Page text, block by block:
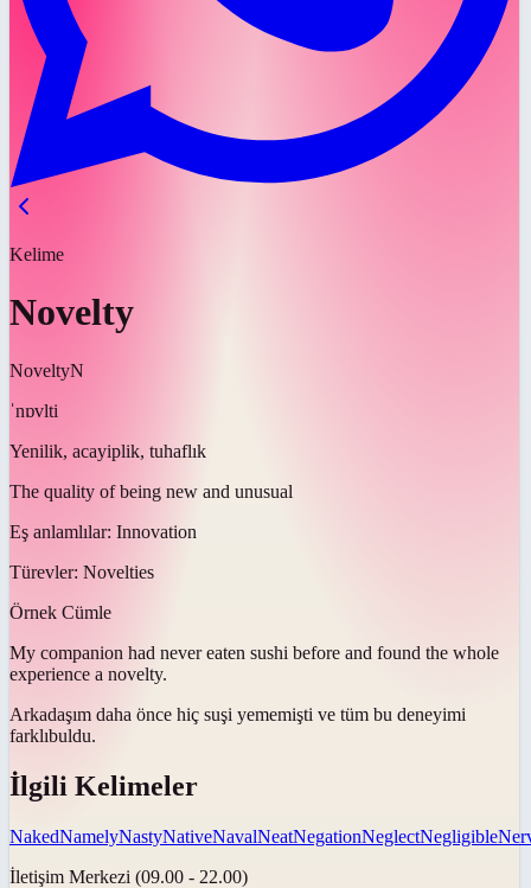
Kelime
Novelty
NoveltyN
ˈnɒvlti
Yenilik, acayiplik, tuhaflık
The quality of being new and unusual
Eş anlamlılar: Innovation
Türevler: Novelties
Örnek Cümle
My companion had never eaten sushi before and found the whole
experience a novelty.
Arkadaşım daha önce hiç suşi yememişti ve tüm bu deneyimi
farklıbuldu.
İlgili Kelimeler
NakedNamelyNastyNativeNavalNeatNegationNeglectNegligible
İletişim Merkezi (09.00 - 22.00)